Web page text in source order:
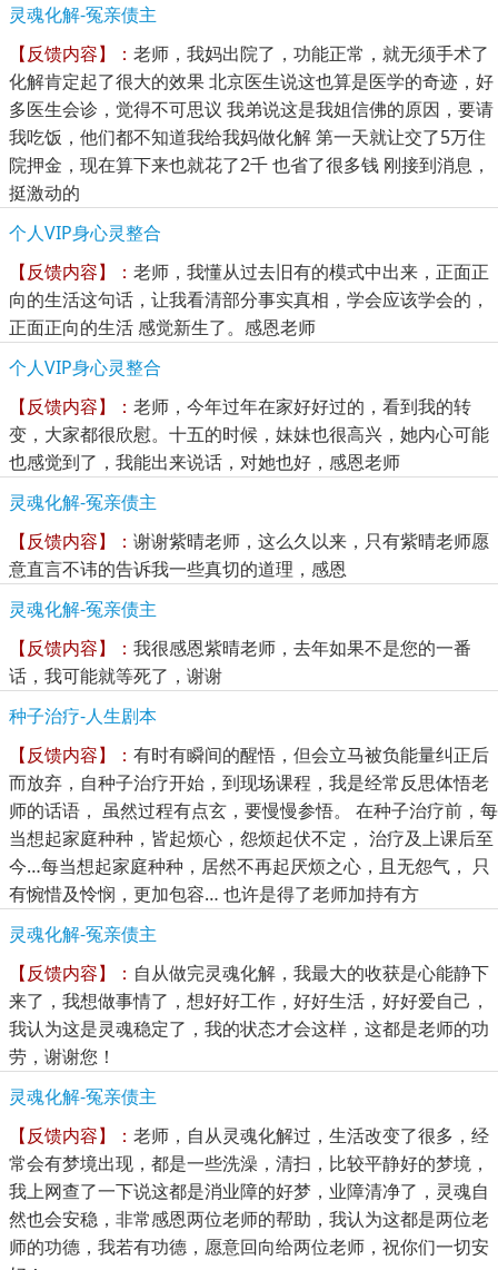
灵魂化解-冤亲债主
【反馈内容】： 老师，我妈出院了，功能正常，就无须手术了
化解肯定起了很大的效果 北京医生说这也算是医学的奇迹，好
多医生会诊，觉得不可思议 我弟说这是我姐信佛的原因，要请
我吃饭，他们都不知道我给我妈做化解 第一天就让交了5万住
院押金，现在算下来也就花了2千 也省了很多钱 刚接到消息，
挺激动的
个人VIP身心灵整合
【反馈内容】： 老师，我懂从过去旧有的模式中出来，正面正
向的生活这句话，让我看清部分事实真相，学会应该学会的，
正面正向的生活 感觉新生了。感恩老师
个人VIP身心灵整合
【反馈内容】： 老师，今年过年在家好好过的，看到我的转
变，大家都很欣慰。十五的时候，妹妹也很高兴，她内心可能
也感觉到了，我能出来说话，对她也好，感恩老师
灵魂化解-冤亲债主
【反馈内容】： 谢谢紫晴老师，这么久以来，只有紫晴老师愿
意直言不讳的告诉我一些真切的道理，感恩
灵魂化解-冤亲债主
【反馈内容】： 我很感恩紫晴老师，去年如果不是您的一番
话，我可能就等死了，谢谢
种子治疗-人生剧本
【反馈内容】： 有时有瞬间的醒悟，但会立马被负能量纠正后
而放弃，自种子治疗开始，到现场课程，我是经常反思体悟老
师的话语， 虽然过程有点玄，要慢慢参悟。 在种子治疗前，每
当想起家庭种种，皆起烦心，怨烦起伏不定， 治疗及上课后至
今…每当想起家庭种种，居然不再起厌烦之心，且无怨气， 只
有惋惜及怜悯，更加包容… 也许是得了老师加持有方
灵魂化解-冤亲债主
【反馈内容】： 自从做完灵魂化解，我最大的收获是心能静下
来了，我想做事情了，想好好工作，好好生活，好好爱自己，
我认为这是灵魂稳定了，我的状态才会这样，这都是老师的功
劳，谢谢您！
灵魂化解-冤亲债主
【反馈内容】： 老师，自从灵魂化解过，生活改变了很多，经
常会有梦境出现，都是一些洗澡，清扫，比较平静好的梦境，
我上网查了一下说这都是消业障的好梦，业障清净了，灵魂自
然也会安稳，非常感恩两位老师的帮助，我认为这都是两位老
师的功德，我若有功德，愿意回向给两位老师，祝你们一切安